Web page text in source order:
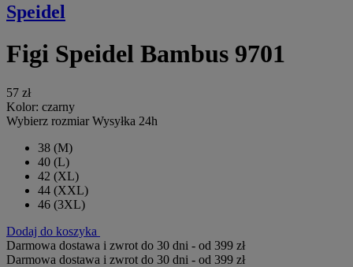
Speidel
Figi Speidel Bambus 9701
57 zł
Kolor: czarny
Wybierz rozmiar Wysyłka 24h
38 (M)
40 (L)
42 (XL)
44 (XXL)
46 (3XL)
Dodaj do koszyka
Darmowa dostawa i zwrot do 30 dni - od 399 zł
Darmowa dostawa i zwrot do 30 dni - od 399 zł